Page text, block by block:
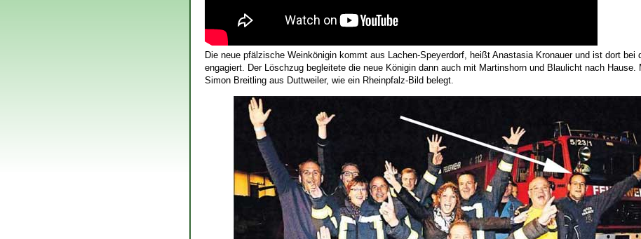
Die neue pfälzische Weinkönigin kommt aus Lachen-Speyerdorf, heißt Anastasia Kronauer und ist dort bei
engagiert. Der Löschzug begleitete die neue Königin dann auch mit Martinshorn und Blaulicht nach Hause.
Simon Breitling aus Duttweiler, wie ein Rheinpfalz-Bild belegt.